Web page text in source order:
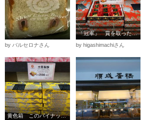
by バルセロナさん
「冠軍」 賞を取ったパイナップルケーキです。
by higashimachiさん
黄色箱 このパイナップルケーキも美味しいです。